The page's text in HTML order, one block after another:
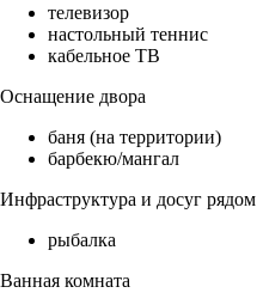
телевизор
настольный теннис
кабельное ТВ
Оснащение двора
баня (на территории)
барбекю/мангал
Инфраструктура и досуг рядом
рыбалка
Ванная комната